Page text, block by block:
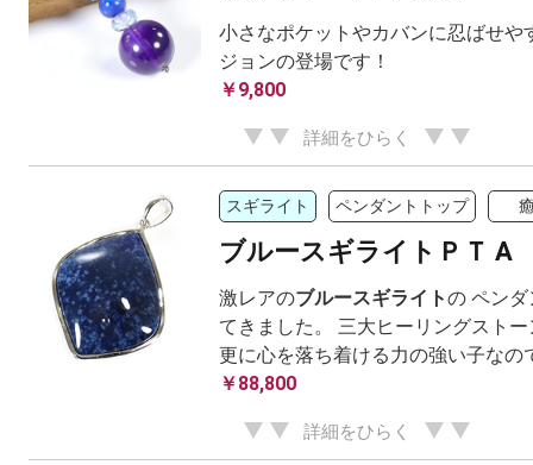
小さなポケットやカバンに忍ばせや
ジョンの登場です！
￥9,800
詳細をひらく
スギライト ペンダントトップ
ブルースギライトＰＴ A
激レアのブルースギライトの ペン
てきました。 三大ヒーリングスト
更に心を落ち着ける力の強い子なの
￥88,800
詳細をひらく